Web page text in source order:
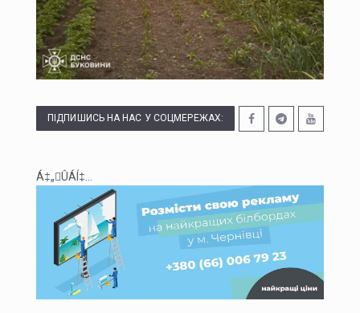
ПІДПИШИСЬ НА НАС У СОЦМЕРЕЖАХ:
Á‡„ÛÁÍ‡...